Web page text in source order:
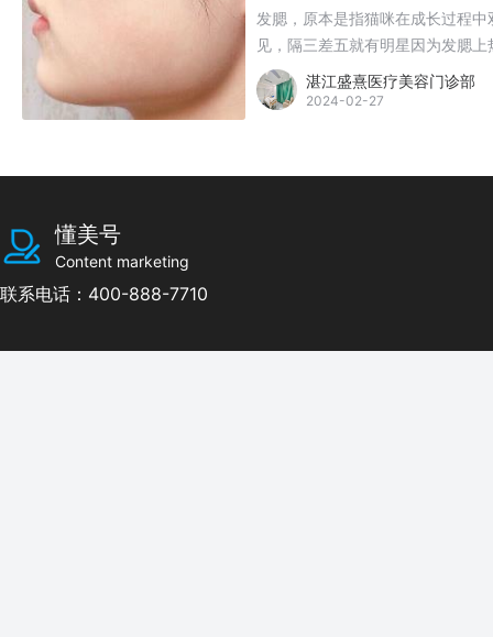
发腮，原本是指猫咪在成长过程
见，隔三差五就有明星因为发腮
项目。
湛江盛熹医疗美容门诊部
2024-02-27
懂美号
Content marketing
联系电话：400-888-7710